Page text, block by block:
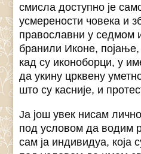
смисла доступно је
усмерености човека и
православни у седмом
бранили Иконе, појање,
кад су иконоборци, у
да укину црквену
што су касније, и
Ја још увек нисам
под условом да водим
сам ја индивидуа, која